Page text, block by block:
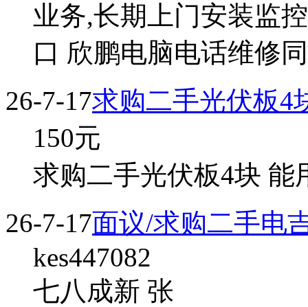
业务,长期上门安装监
口 欣鹏电脑电话维修
26-7-17求购二手光伏板4
150元
求购二手光伏板4块 能
26-7-17面议/求购二手电
kes447082
七八成新 张